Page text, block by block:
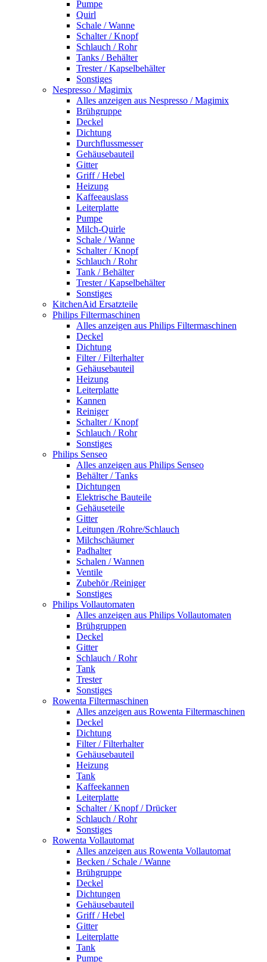
Pumpe
Quirl
Schale / Wanne
Schalter / Knopf
Schlauch / Rohr
Tanks / Behälter
Trester / Kapselbehälter
Sonstiges
Nespresso / Magimix
Alles anzeigen aus Nespresso / Magimix
Brühgruppe
Deckel
Dichtung
Durchflussmesser
Gehäusebauteil
Gitter
Griff / Hebel
Heizung
Kaffeeauslass
Leiterplatte
Pumpe
Milch-Quirle
Schale / Wanne
Schalter / Knopf
Schlauch / Rohr
Tank / Behälter
Trester / Kapselbehälter
Sonstiges
KitchenAid Ersatzteile
Philips Filtermaschinen
Alles anzeigen aus Philips Filtermaschinen
Deckel
Dichtung
Filter / Filterhalter
Gehäusebauteil
Heizung
Leiterplatte
Kannen
Reiniger
Schalter / Knopf
Schlauch / Rohr
Sonstiges
Philips Senseo
Alles anzeigen aus Philips Senseo
Behälter / Tanks
Dichtungen
Elektrische Bauteile
Gehäuseteile
Gitter
Leitungen /Rohre/Schlauch
Milchschäumer
Padhalter
Schalen / Wannen
Ventile
Zubehör /Reiniger
Sonstiges
Philips Vollautomaten
Alles anzeigen aus Philips Vollautomaten
Brühgruppen
Deckel
Gitter
Schlauch / Rohr
Tank
Trester
Sonstiges
Rowenta Filtermaschinen
Alles anzeigen aus Rowenta Filtermaschinen
Deckel
Dichtung
Filter / Filterhalter
Gehäusebauteil
Heizung
Tank
Kaffeekannen
Leiterplatte
Schalter / Knopf / Drücker
Schlauch / Rohr
Sonstiges
Rowenta Vollautomat
Alles anzeigen aus Rowenta Vollautomat
Becken / Schale / Wanne
Brühgruppe
Deckel
Dichtungen
Gehäusebauteil
Griff / Hebel
Gitter
Leiterplatte
Tank
Pumpe